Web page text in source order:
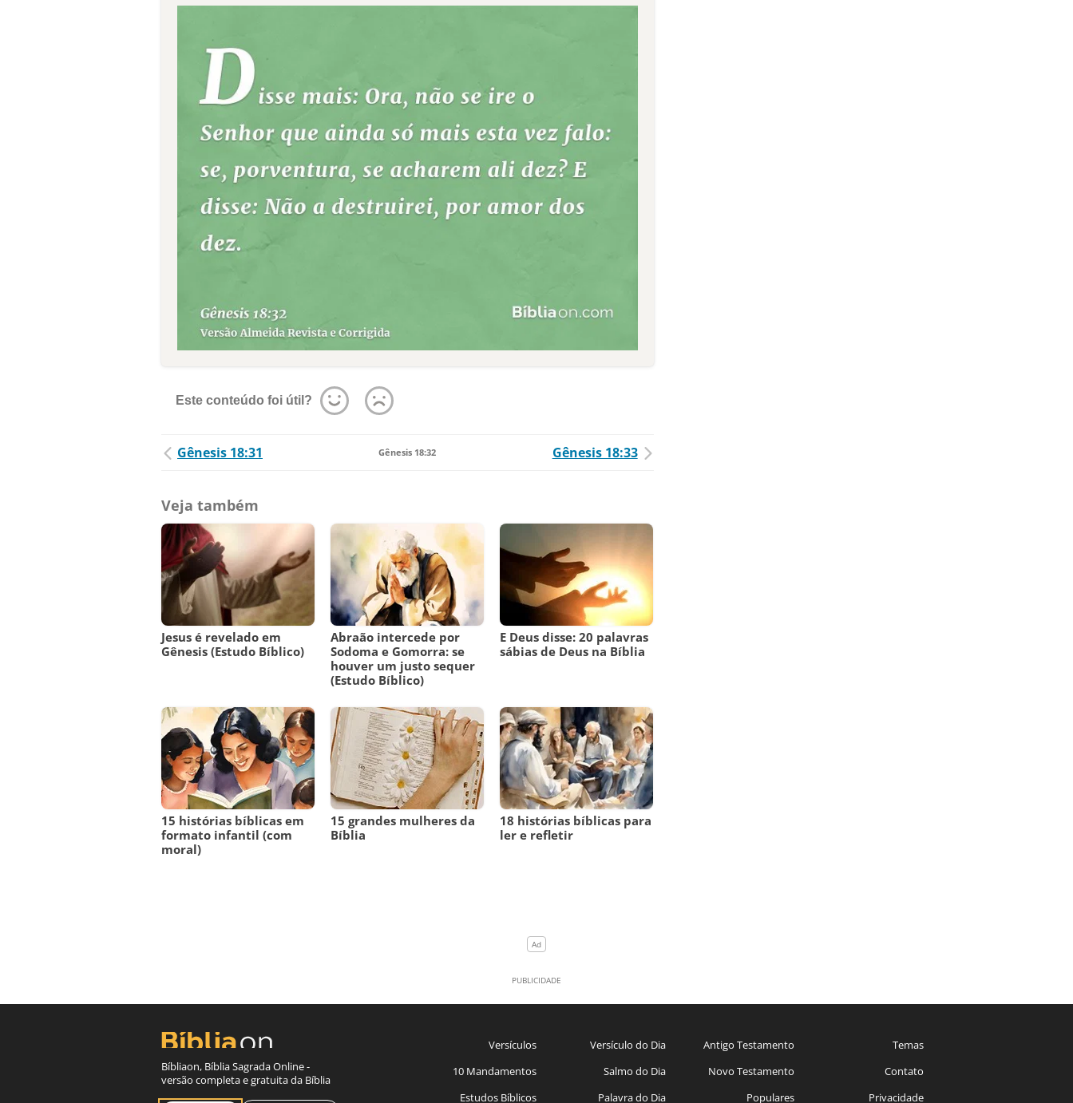
Este conteúdo foi útil?
Gênesis 18:31 Gênesis 18:32 Gênesis 18:33
Veja também
Jesus é revelado em
Gênesis (Estudo Bíblico)
Abraão intercede por
Sodoma e Gomorra: se
houver um justo sequer
(Estudo Bíblico)
E Deus disse: 20 palavras
sábias de Deus na Bíblia
15 histórias bíblicas em
formato infantil (com
moral)
15 grandes mulheres da
Bíblia
18 histórias bíblicas para
ler e refletir
Bíbliaon, Bíblia Sagrada Online -
versão completa e gratuita da Bíblia
Versículos
10 Mandamentos
Estudos Bíblicos
Versículo do Dia
Salmo do Dia
Palavra do Dia
Antigo Testamento
Novo Testamento
Populares
Temas
Contato
Privacidade